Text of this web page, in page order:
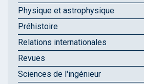
Physique et astrophysique
Préhistoire
Relations internationales
Revues
Sciences de l'ingénieur